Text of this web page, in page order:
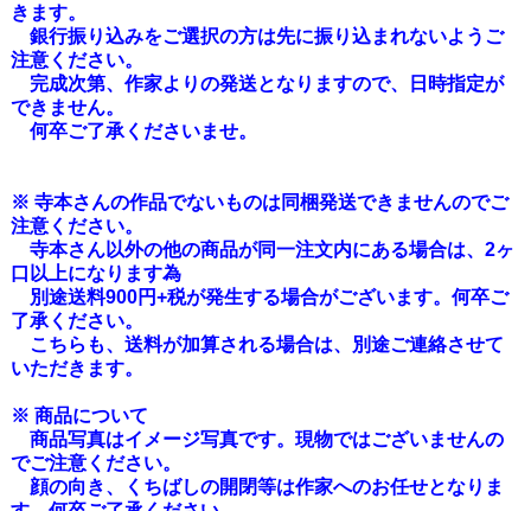
きます。
銀行振り込みをご選択の方は先に振り込まれないようご
注意ください。
完成次第、作家よりの発送となりますので、日時指定が
できません。
何卒ご了承くださいませ。
※ 寺本さんの作品でないものは同梱発送できませんのでご
注意ください。
寺本さん以外の他の商品が同一注文内にある場合は、2ヶ
口以上になります為
別途送料900円+税が発生する場合がございます。何卒ご
了承ください。
こちらも、送料が加算される場合は、別途ご連絡させて
いただきます。
※ 商品について
商品写真はイメージ写真です。現物ではございませんの
でご注意ください。
顔の向き、くちばしの開閉等は作家へのお任せとなりま